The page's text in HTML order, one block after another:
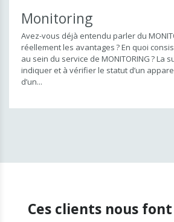
Monitoring
Avez-vous déjà entendu parler du
réellement les avantages ? En quoi
au sein du service de MONITORING ? La
indiquer et à vérifier le statut d’un
d’un...
Ces clients nous